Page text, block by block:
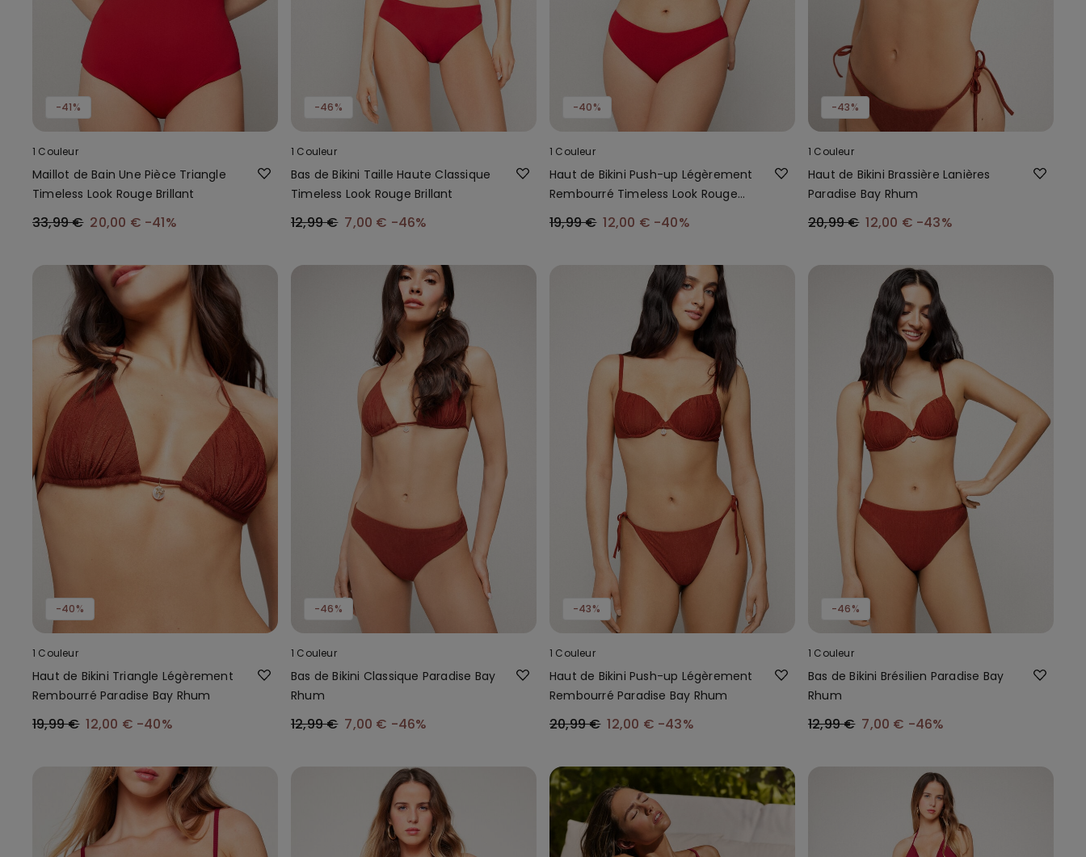
-41%
1 Couleur
Maillot de Bain Une Pièce Triangle
Timeless Look Rouge Brillant
33,99 € 20,00 € -41%
-46%
1 Couleur
Bas de Bikini Taille Haute Classique
Timeless Look Rouge Brillant
12,99 € 7,00 € -46%
-40%
1 Couleur
Haut de Bikini Push-up Légèrement
Rembourré Timeless Look Rouge
19,99 € 12,00 € -40%
-43%
1 Couleur
Haut de Bikini Brassière Lanières
Paradise Bay Rhum
20,99 € 12,00 € -43%
-40%
1 Couleur
Haut de Bikini Triangle Légèrement
Rembourré Paradise Bay Rhum
19,99 € 12,00 € -40%
-46%
1 Couleur
Bas de Bikini Classique Paradise Bay
Rhum
12,99 € 7,00 € -46%
-43%
1 Couleur
Haut de Bikini Push-up Légèrement
Rembourré Paradise Bay Rhum
20,99 € 12,00 € -43%
-46%
1 Couleur
Bas de Bikini Brésilien Paradise Bay
Rhum
12,99 € 7,00 € -46%